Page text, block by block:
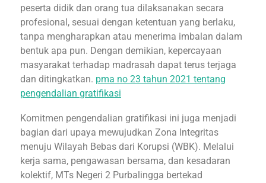
peserta didik dan orang tua dilaksanakan secara
profesional, sesuai dengan ketentuan yang berlaku,
tanpa mengharapkan atau menerima imbalan dalam
bentuk apa pun. Dengan demikian, kepercayaan
masyarakat terhadap madrasah dapat terus terjaga
dan ditingkatkan. pma no 23 tahun 2021 tentang
pengendalian gratifikasi
Komitmen pengendalian gratifikasi ini juga menjadi
bagian dari upaya mewujudkan Zona Integritas
menuju Wilayah Bebas dari Korupsi (WBK). Melalui
kerja sama, pengawasan bersama, dan kesadaran
kolektif, MTs Negeri 2 Purbalingga bertekad